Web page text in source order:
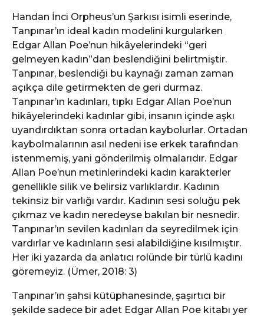
Handan İnci Orpheus’un Şarkısı isimli eserinde,
Tanpınar’ın ideal kadın modelini kurgularken
Edgar Allan Poe’nun hikâyelerindeki “geri
gelmeyen kadın”dan beslendiğini belirtmiştir.
Tanpınar, beslendiği bu kaynağı zaman zaman
açıkça dile getirmekten de geri durmaz.
Tanpınar’ın kadınları, tıpkı Edgar Allan Poe’nun
hikâyelerindeki kadınlar gibi, insanın içinde aşkı
uyandırdıktan sonra ortadan kaybolurlar. Ortadan
kaybolmalarının asıl nedeni ise erkek tarafından
istenmemiş, yani gönderilmiş olmalarıdır. Edgar
Allan Poe’nun metinlerindeki kadın karakterler
genellikle silik ve belirsiz varlıklardır. Kadının
tekinsiz bir varlığı vardır. Kadının sesi soluğu pek
çıkmaz ve kadın neredeyse bakılan bir nesnedir.
Tanpınar’ın sevilen kadınları da seyredilmek için
vardırlar ve kadınların sesi alabildiğine kısılmıştır.
Her iki yazarda da anlatıcı rolünde bir türlü kadını
göremeyiz. (Ümer, 2018: 3)
Tanpınar’ın şahsi kütüphanesinde, şaşırtıcı bir
şekilde sadece bir adet Edgar Allan Poe kitabı yer